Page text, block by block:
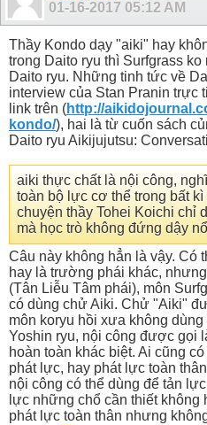
01-16-2017 05:12 AM
Thầy Kondo dạy "aiki" hay
trong Daito ryu thì Surfgrass
Daito ryu. Những tinh tức về
interview của Stan Pranin trực
link trên (http://
kondo/), hai là từ cuốn sách
Daito ryu Aikijujutsu:
aiki thực chất là nội công,
toàn bộ lực cơ thể trong bất
chuyện thầy Tohei Koichi chỉ
mà học trò không đứng dậy
Câu này không hẳn là vậy. Có
hay là trường phái khác,
(Tân Liễu Tâm phái), môn
có dùng chử Aiki. Chử "Aiki"
môn koryu hồi xưa không
Yoshin ryu, nội công được gọi
hoàn toàn khác biệt. Ai cũng
phát lực, hay phát lực toàn
nội công có thể dùng để tản
lực những chổ cần thiết không
phát lực toàn thân nhưng